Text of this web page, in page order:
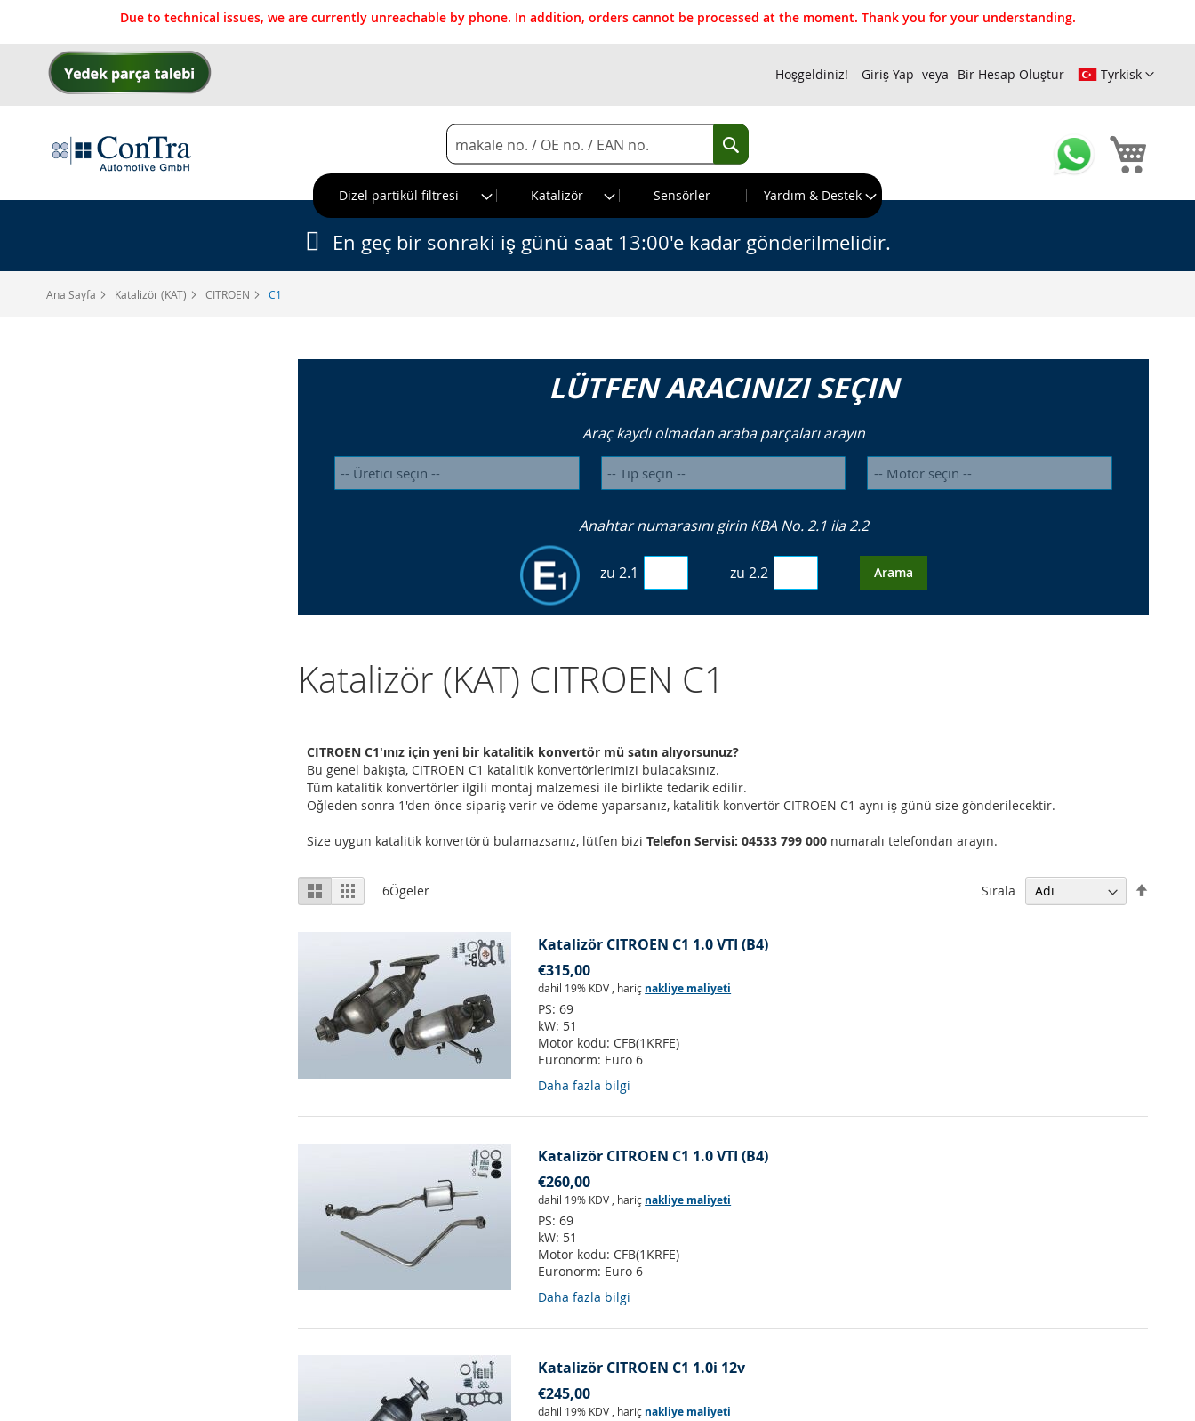
Due to technical issues, we are currently unreachable by phone. In addition, orders cannot be processed at the moment. Thank you for your understanding.
İçeriğe
Tyrkisk
Hoşgeldiniz! Giriş Yap Bir Hesap Oluştur
Search
Search
Dizel partikül filtresi
Katalizör Sensörler Yardım & Destek
Ana Sayfa Katalizör (KAT) CITROEN C1
En geç bir sonraki iş günü saat 13:00'e kadar gönderilmelidir.
LÜTFEN ARACINIZI SEÇIN
Araç kaydı olmadan araba parçaları arayın
Anahtar numarasını girin KBA No. 2.1 ila 2.2
zu 2.1 zu 2.2 Arama
Katalizör (KAT) CITROEN C1
CITROEN C1'ınız için yeni bir katalitik konvertör mü satın alıyorsunuz?
Bu genel bakışta, CITROEN C1 katalitik konvertörlerimizi bulacaksınız.
Tüm katalitik konvertörler ilgili montaj malzemesi ile birlikte tedarik edilir.
Öğleden sonra 1'den önce sipariş verir ve ödeme yaparsanız, katalitik konvertör CITROEN C1 aynı iş günü size gönderilecektir.
Size uygun katalitik konvertörü bulamazsanız, lütfen biziTelefon Servisi: 04533 799 000 numaralı telefondan arayın.
Listeleme
Şekli
Liste Izgara
6Ögeler Sırala
Katalizör CITROEN C1 1.0 VTI (B4)
€315,00
dahil 19% KDV , hariç nakliye maliyeti
PS:69
kW: 51
Motor kodu: CFB(1KRFE)
Euronorm: Euro 6
Daha fazla bilgi
Katalizör CITROEN C1 1.0 VTI (B4)
€260,00
dahil 19% KDV , hariç nakliye maliyeti
PS:69
kW: 51
Motor kodu: CFB(1KRFE)
Euronorm: Euro 6
Daha fazla bilgi
Katalizör CITROEN C1 1.0i 12v
€245,00
dahil 19% KDV , hariç nakliye maliyeti